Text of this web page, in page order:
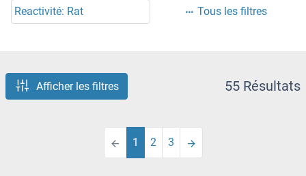
Reactivité: Rat Tous les filtres
Afficher les filtres 55 Résultats
1 2 3